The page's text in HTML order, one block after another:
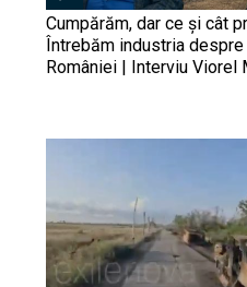
Cumpărăm, dar ce și cât
Întrebăm industria
României | Interviu Viorel